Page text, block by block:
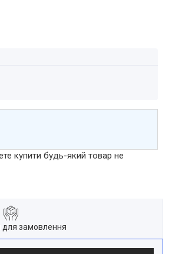
купити будь-який товар не
для замовлення